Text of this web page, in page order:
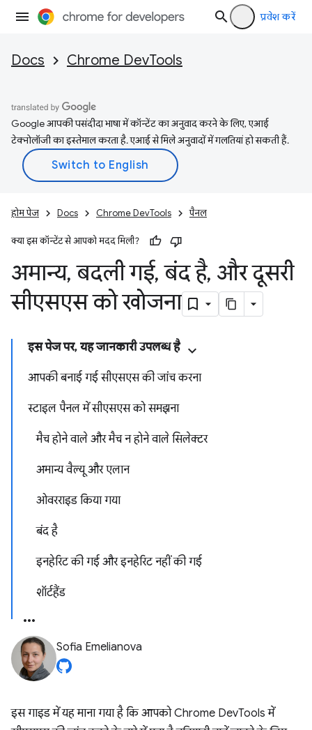
प्रवेश करें
Docs Chrome DevTools
Google आपकी पसंदीदा भाषा में कॉन्टेंट का अनुवाद करने के लिए, एआई
टेक्नोलॉजी का इस्तेमाल करता है. एआई से मिले अनुवादों में गलतियां हो सकती हैं.
होम पेज Docs Chrome DevTools पैनल
क्या इस कॉन्टेंट से आपको मदद मिली?
अमान्य, बदली गई, बंद है, और दूसरी
सीएसएस को खोजना
इस पेज पर, यह जानकारी उपलब्ध है
आपकी बनाई गई सीएसएस की जांच करना
स्टाइल पैनल में सीएसएस को समझना
मैच होने वाले और मैच न होने वाले सिलेक्टर
अमान्य वैल्यू और एलान
ओवरराइड किया गया
बंद है
इनहेरिट की गई और इनहेरिट नहीं की गई
शॉर्टहैंड
Sofia Emelianova
इस गाइड में यह माना गया है कि आपको Chrome DevTools में